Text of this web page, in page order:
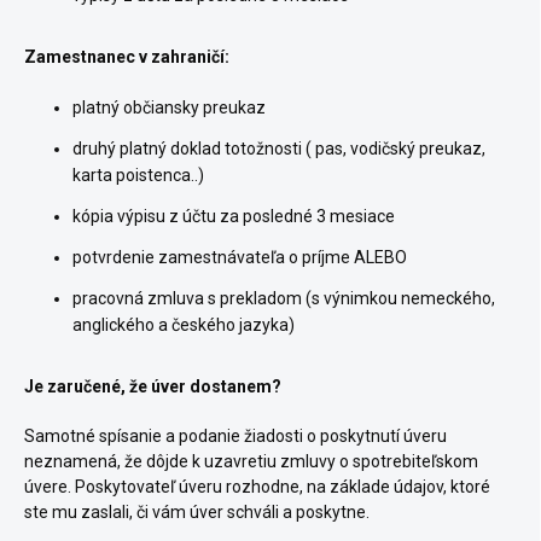
Zamestnanec v zahraničí:
platný občiansky preukaz
druhý platný doklad totožnosti ( pas, vodičský preukaz,
karta poistenca..)
kópia výpisu z účtu za posledné 3 mesiace
potvrdenie zamestnávateľa o príjme ALEBO
pracovná zmluva s prekladom (s výnimkou nemeckého,
anglického a českého jazyka)
Je zaručené, že úver dostanem?
Samotné spísanie a podanie žiadosti o poskytnutí úveru
neznamená, že dôjde k uzavretiu zmluvy o spotrebiteľskom
úvere. Poskytovateľ úveru rozhodne, na základe údajov, ktoré
ste mu zaslali, či vám úver schváli a poskytne.